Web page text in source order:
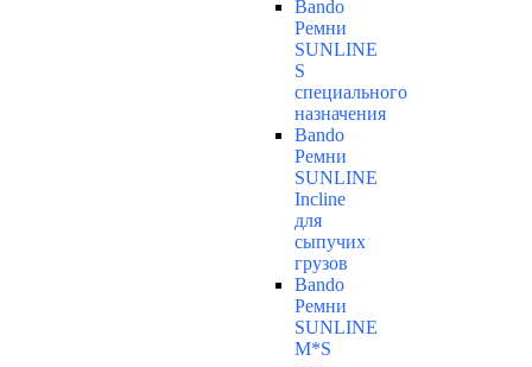
Bando
Ремни
SUNLINE
S
специального
назначения
Bando
Ремни
SUNLINE
Incline
для
сыпучих
грузов
Bando
Ремни
SUNLINE
M*S